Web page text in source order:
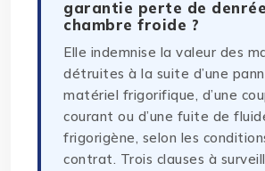
garantie perte de
chambre froide ?
Elle indemnise la valeur des
détruites à la suite d’une
matériel frigorifique, d’une
courant ou d’une fuite de
frigorigène, selon les
contrat. Trois clauses à